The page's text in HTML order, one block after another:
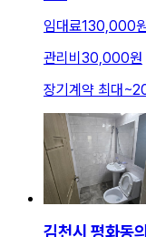
임대료130,000
관리비 30,000원
장기계약 최대 ~
김천시 평화동